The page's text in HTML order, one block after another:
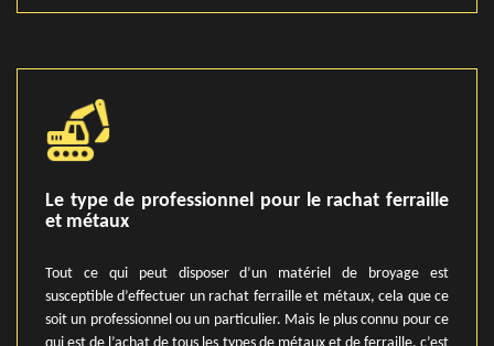
Le type de professionnel pour le rachat ferraille
et métaux
Tout ce qui peut disposer d’un matériel de broyage est
susceptible d’effectuer un rachat ferraille et métaux, cela que ce
soit un professionnel ou un particulier. Mais le plus connu pour ce